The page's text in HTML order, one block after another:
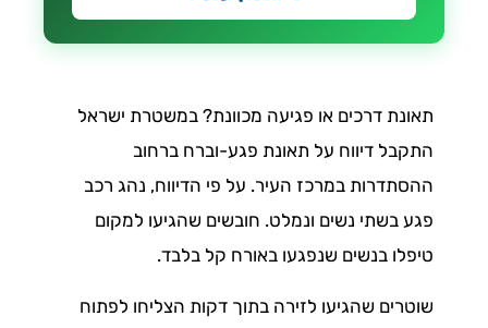
תאונת דרכים או פגיעה מכוונת? במשטרת ישראל
התקבל דיווח על תאונת פגע-וברח ברחוב
ההסתדרות במרכז העיר. על פי הדיווח, נהג רכב
פגע בשתי נשים ונמלט. חובשים שהגיעו למקום
טיפלו בנשים שנפגעו באורח קל בלבד.
שוטרים שהגיעו לזירה בתוך דקות הצליחו לפתוח